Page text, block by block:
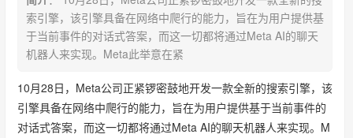
索引擎，该引擎具备在网络中爬行的能力，旨在为用户提供基
于当前事件的对话式答案，而这一切都将通过Meta AI的聊天
机器人来实现。Meta此举意在紧
10月28日，Meta公司正紧锣密鼓地开发一款全新的搜索引擎，该
引擎具备在网络中爬行的能力，旨在为用户提供基于当前事件的
对话式答案，而这一切都将通过Meta AI的聊天机器人来实现。M